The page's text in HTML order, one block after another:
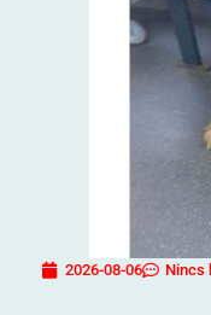
2026-08-06 Nincs